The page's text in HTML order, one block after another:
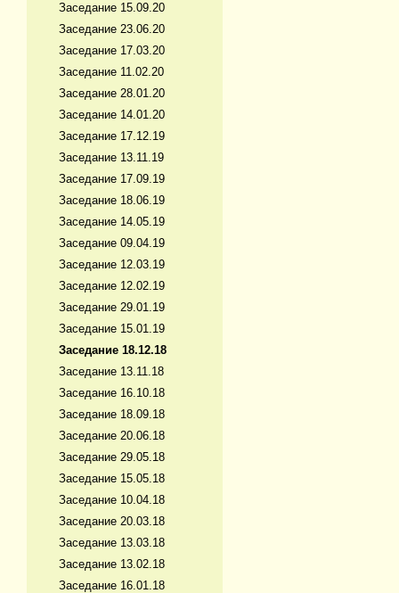
Заседание 15.09.20
Заседание 23.06.20
Заседание 17.03.20
Заседание 11.02.20
Заседание 28.01.20
Заседание 14.01.20
Заседание 17.12.19
Заседание 13.11.19
Заседание 17.09.19
Заседание 18.06.19
Заседание 14.05.19
Заседание 09.04.19
Заседание 12.03.19
Заседание 12.02.19
Заседание 29.01.19
Заседание 15.01.19
Заседание 18.12.18
Заседание 13.11.18
Заседание 16.10.18
Заседание 18.09.18
Заседание 20.06.18
Заседание 29.05.18
Заседание 15.05.18
Заседание 10.04.18
Заседание 20.03.18
Заседание 13.03.18
Заседание 13.02.18
Заседание 16.01.18